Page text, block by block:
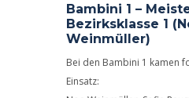
Bambini 1 –
Bezirksklasse 1
Weinmüller)
Bei den Bambini 1 kamen
Einsatz: